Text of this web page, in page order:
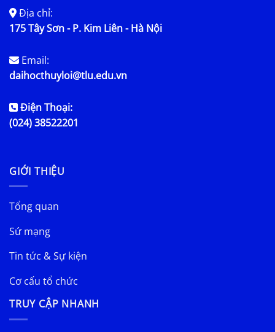
Địa chỉ:
175 Tây Sơn - P. Kim Liên - Hà Nội
Email:
daihocthuyloi@tlu.edu.vn
Điện Thoại:
(024) 38522201
GIỚI THIỆU
Tổng quan
Sứ mạng
Tin tức & Sự kiện
Cơ cấu tổ chức
TRUY CẬP NHANH